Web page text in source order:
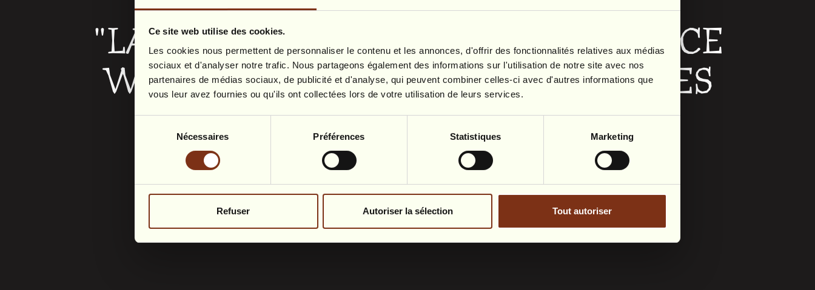
Ce site web utilise des cookies.
Les cookies nous permettent de personnaliser le contenu et les annonces, d'offrir des fonctionnalités relatives aux médias
sociaux et d'analyser notre trafic. Nous partageons également des informations sur l'utilisation de notre site avec nos
partenaires de médias sociaux, de publicité et d'analyse, qui peuvent combiner celles-ci avec d'autres informations que
vous leur avez fournies ou qu'ils ont collectées lors de votre utilisation de leurs services.
consentement
Nécessaires Préférences Statistiques Marketing
Refuser Autoriser la sélection Tout autoriser
"LA BALADE DES GNOMES", A PLACE
WHERE THE IMAGINARY BECOMES
REALITY
Forget the ordinary nights. Here, each room plunges you into a fairy tale.Handmade, each universe
envelops you in magic, nature and poetry.Welcome to a unique place, nestled between forest and
hills,in Heyd, very close to Durbuy.